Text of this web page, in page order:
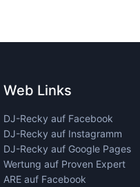
Web Links
DJ-Recky auf Facebook
DJ-Recky auf Instagramm
DJ-Recky auf Google Pages
Wertung auf Proven Expert
ARE auf Facebook